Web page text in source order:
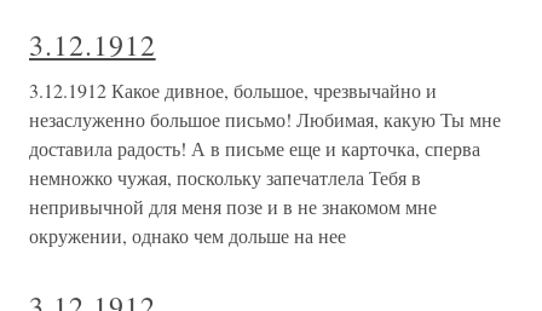
3.12.1912
3.12.1912 Какое дивное, большое, чрезвычайно и
незаслуженно большое письмо! Любимая, какую Ты мне
доставила радость! А в письме еще и карточка, сперва
немножко чужая, поскольку запечатлела Тебя в
непривычной для меня позе и в не знакомом мне
окружении, однако чем дольше на нее